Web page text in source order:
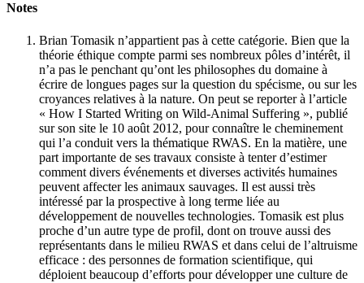
Notes
Brian Tomasik n’appartient pas à cette catégorie. Bien que la
théorie éthique compte parmi ses nombreux pôles d’intérêt, il
n’a pas le penchant qu’ont les philosophes du domaine à
écrire de longues pages sur la question du spécisme, ou sur les
croyances relatives à la nature. On peut se reporter à l’article
« How I Started Writing on Wild-Animal Suffering », publié
sur son site le 10 août 2012, pour connaître le cheminement
qui l’a conduit vers la thématique RWAS. En la matière, une
part importante de ses travaux consiste à tenter d’estimer
comment divers événements et diverses activités humaines
peuvent affecter les animaux sauvages. Il est aussi très
intéressé par la prospective à long terme liée au
développement de nouvelles technologies. Tomasik est plus
proche d’un autre type de profil, dont on trouve aussi des
représentants dans le milieu RWAS et dans celui de l’altruisme
efficace : des personnes de formation scientifique, qui
déploient beaucoup d’efforts pour développer une culture de